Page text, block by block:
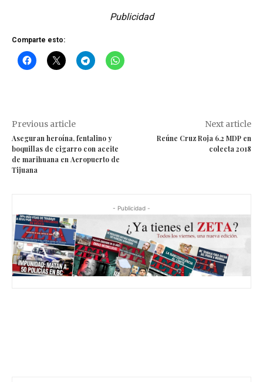
Publicidad
Comparte esto:
Previous article
Aseguran heroína, fentalino y
boquillas de cigarro con aceite
de marihuana en Aeropuerto de
Tijuana
Next article
Reúne Cruz Roja 6.2 MDP en
colecta 2018
- Publicidad -